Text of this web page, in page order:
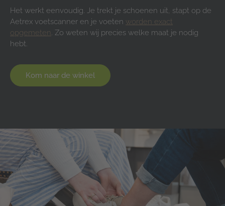
Het werkt eenvoudig. Je trekt je schoenen uit, stapt op de
Aetrex voetscanner en je voeten worden exact
opgemeten. Zo weten wij precies welke maat je nodig
hebt.
Kom naar de winkel